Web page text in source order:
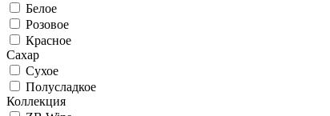
Белое
Розовое
Красное
Сахар
Сухое
Полусладкое
Коллекция